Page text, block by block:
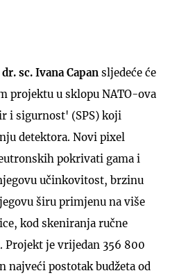
dr. sc. Ivana Capan sljedeće će
projektu u sklopu NATO-ova
i sigurnost' (SPS) koji
detektora. Novi pixel
pokrivati gama i
učinkovitost, brzinu
širu primjenu na više
kod skeniranja ručne
Projekt je vrijedan 356 800
najveći postotak budžeta od